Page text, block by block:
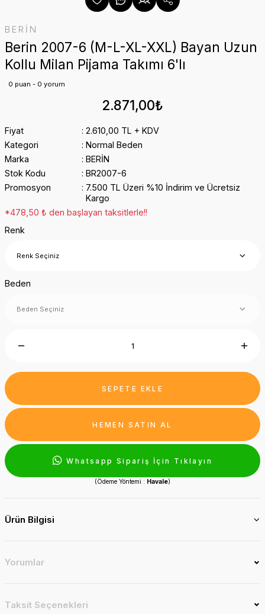
BERİN
Berin 2007-6 (M-L-XL-XXL) Bayan Uzun
Kollu Milan Pijama Takımı 6'lı
0 puan - 0 yorum
2.871,00₺
Fiyat
2.610,00 TL + KDV
Kategori
Normal Beden
Marka
BERİN
Stok Kodu
BR2007-6
Promosyon
7.500 TL Üzeri %10 İndirim ve Ücretsiz
Kargo
*478,50 ₺ den başlayan taksitlerle!!
Renk
Beden
SEPETE EKLE
HEMEN SATIN AL
Whatsapp Sipariş İçin Tıklayın
(Ödeme Yöntemi : Havale)
Ürün Bilgisi
Yorumlar
Taksit Seçenekleri